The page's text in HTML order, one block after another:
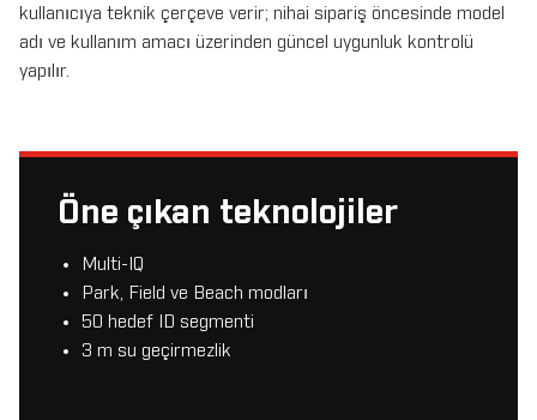
kullanıcıya teknik çerçeve verir; nihai sipariş öncesinde model
adı ve kullanım amacı üzerinden güncel uygunluk kontrolü
yapılır.
Öne çıkan teknolojiler
Multi-IQ
Park, Field ve Beach modları
50 hedef ID segmenti
3 m su geçirmezlik